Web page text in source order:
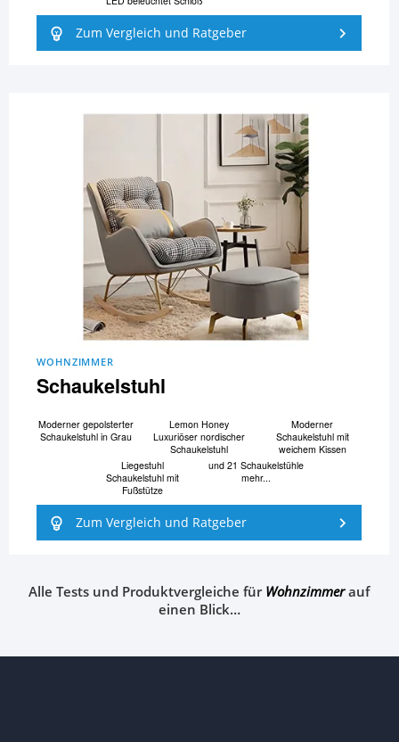
Zum Vergleich und Ratgeber
WOHNZIMMER
Schaukelstuhl
Moderner gepolsterter
Schaukelstuhl in Grau
Lemon Honey
Luxuriöser nordischer
Schaukelstuhl
Moderner
Schaukelstuhl mit
weichem Kissen
Liegestuhl
Schaukelstuhl mit
Fußstütze
und 21 Schaukelstühle
mehr...
Zum Vergleich und Ratgeber
Alle Tests und Produktvergleiche fürWohnzimmerauf
einen Blick…